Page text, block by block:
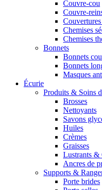
Couvre-cou
Couvre-
Chemises
Chemises
Bonnets
Bonnets
Bonnets
Masques
Écurie
Produits & Soins
Brosses
Nettoyants
Savons
Huiles
Crèmes
Graisses
Lustrants &
Ancres de
Supports &
Porte brides